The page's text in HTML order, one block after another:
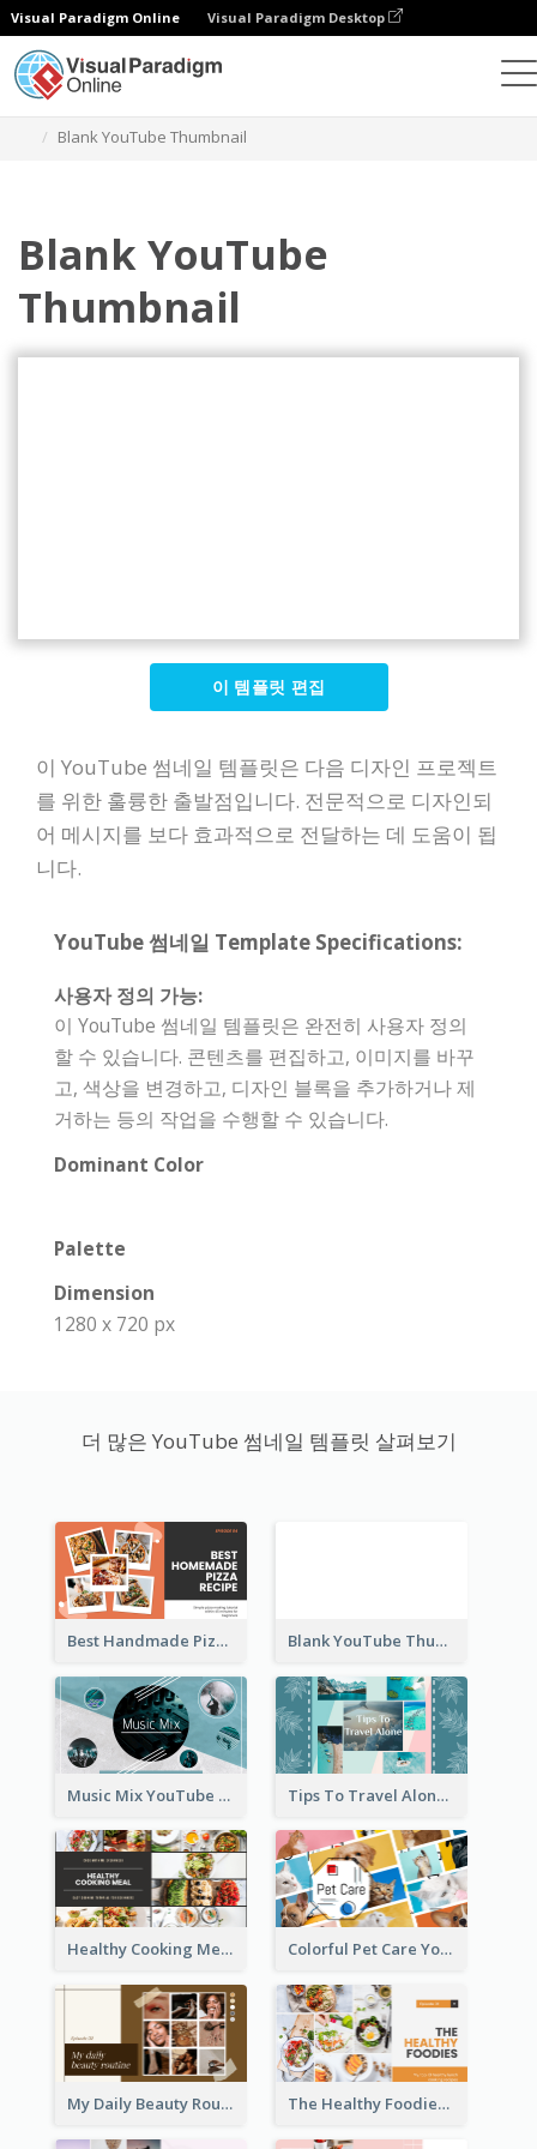
Visual Paradigm Online Visual Paradigm Desktop
Blank YouTube Thumbnail
Blank YouTube
Thumbnail
이 템플릿 편집
이 YouTube 썸네일 템플릿은 다음 디자인 프로젝트
를 위한 훌륭한 출발점입니다. 전문적으로 디자인되
어 메시지를 보다 효과적으로 전달하는 데 도움이 됩
니다.
YouTube 썸네일 Template Specifications:
사용자 정의 가능:
이 YouTube 썸네일 템플릿은 완전히 사용자 정의
할 수 있습니다. 콘텐츠를 편집하고, 이미지를 바꾸
고, 색상을 변경하고, 디자인 블록을 추가하거나 제
거하는 등의 작업을 수행할 수 있습니다.
Dominant Color
Palette
Dimension
1280 x 720 px
더 많은 YouTube 썸네일 템플릿 살펴보기
Best Handmade Pizza Recipe YouTube Thumbnail Blank YouTube Thumbnail
Music Mix YouTube Thumbnail Tips To Travel Alone YouTube Thumbnail
Healthy Cooking Meal YouTube Thumbnail Colorful Pet Care YouTube Thumbnail
My Daily Beauty Routine YouTube Thumbnail The Healthy Foodies YouTube Thumbnail